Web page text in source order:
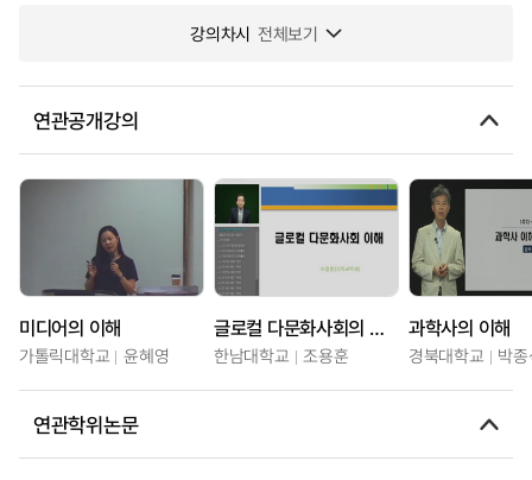
강의차시 전체보기
연관공개강의
미디어의 이해
가톨릭대학교 윤혜영
글로컬 다문화사회의 이해
한남대학교 조용훈
과학사의 이해
경북대학교 박
연관학위논문